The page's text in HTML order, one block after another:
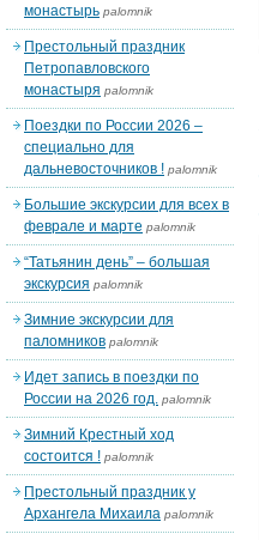
монастырь palomnik
Престольный праздник
Петропавловского
монастыря palomnik
Поездки по России 2026 –
специально для
дальневосточников ! palomnik
Большие экскурсии для всех в
феврале и марте palomnik
“Татьянин день” – большая
экскурсия palomnik
Зимние экскурсии для
паломников palomnik
Идет запись в поездки по
России на 2026 год. palomnik
Зимний Крестный ход
состоится ! palomnik
Престольный праздник у
Архангела Михаила palomnik